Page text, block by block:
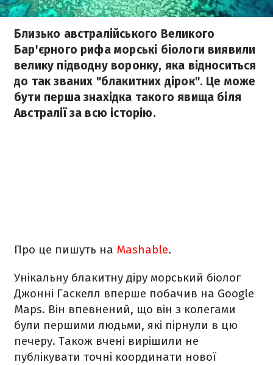
Близько австралійського Великого
Бар'єрного рифа морські біологи виявили
велику підводну воронку, яка відноситься
до так званих "блакитних дірок". Це може
бути перша знахідка такого явища біля
Австралії за всю історію.
Про це пишуть на Mashable.
Унікальну блакитну діру морський біолог
Джонні Гаскелл вперше побачив на Google
Maps. Він впевнений, що він з колегами
були першими людьми, які пірнули в цю
печеру. Також вчені вирішили не
публікувати точні координати нової